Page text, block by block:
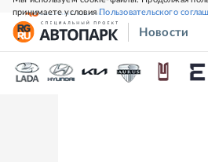
принимаете условияПользовательского
СВЕЖИЙ НОМЕР
Новости